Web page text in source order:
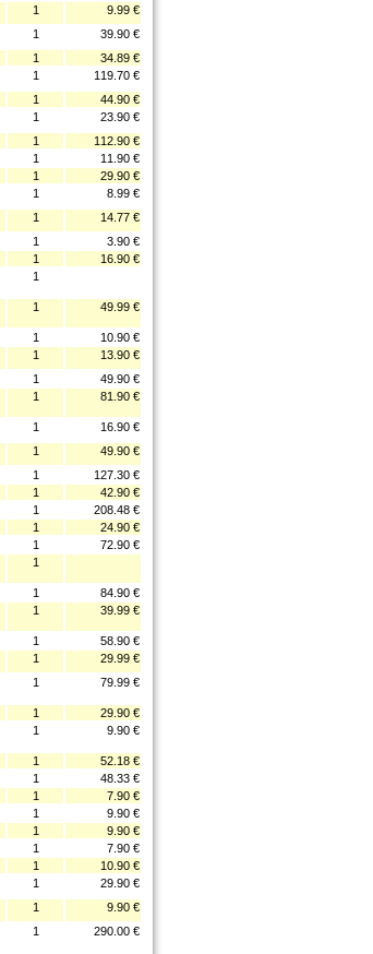
1
9.99 €
1
39.90 €
1
34.89 €
1
119.70 €
1
44.90 €
1
23.90 €
1
112.90 €
1
11.90 €
1
29.90 €
1
8.99 €
1
14.77 €
1
3.90 €
1
16.90 €
1
1 49.99 €
1
10.90 €
1
13.90 €
1
49.90 €
1 81.90 €
1
16.90 €
1
49.90 €
1
127.30 €
1
42.90 €
1
208.48 €
1
24.90 €
1
72.90 €
1
1
84.90 €
1 39.99 €
1
58.90 €
1
29.99 €
1 79.99 €
1
29.90 €
1 9.90 €
1
52.18 €
1
48.33 €
1
7.90 €
1
9.90 €
1
9.90 €
1
7.90 €
1
10.90 €
1
29.90 €
1
9.90 €
1 290.00 €